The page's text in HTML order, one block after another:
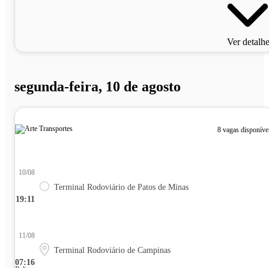
Ver
segunda-feira, 10 de agosto
8 vagas
19:11
10/08
Terminal Rodoviário de Patos de Minas
07:16
11/08
Terminal Rodoviário de Campinas